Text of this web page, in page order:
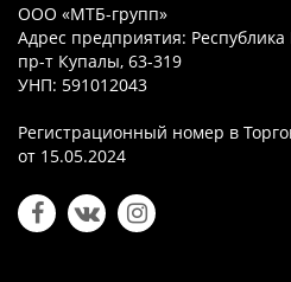
ООО «МТБ-групп»
Адрес предприятия: Республика
пр-т Купалы, 63-319
УНП: 591012043
Регистрационный номер в
от 15.05.2024